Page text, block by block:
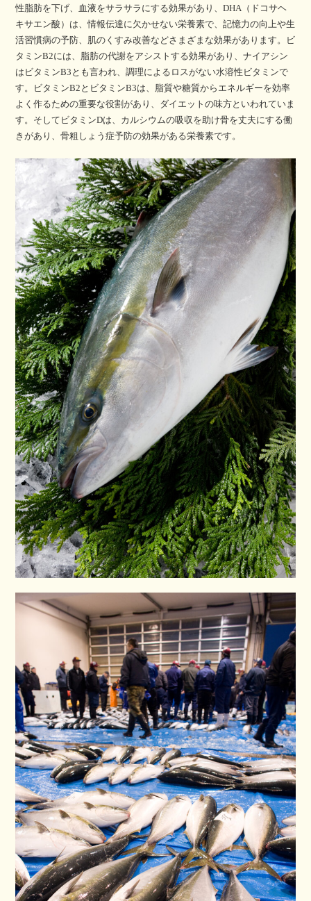
性脂肪を下げ、血液をサラサラにする効果があり、DHA（ドコサヘ
キサエン酸）は、情報伝達に欠かせない栄養素で、記憶力の向上や生
活習慣病の予防、肌のくすみ改善などさまざまな効果があります。ビ
タミンB2には、脂肪の代謝をアシストする効果があり、ナイアシン
はビタミンB3とも言われ、調理によるロスがない水溶性ビタミンで
す。ビタミンB2とビタミンB3は、脂質や糖質からエネルギーを効率
よく作るための重要な役割があり、ダイエットの味方といわれていま
す。そしてビタミンDは、カルシウムの吸収を助け骨を丈夫にする働
きがあり、骨粗しょう症予防の効果がある栄養素です。